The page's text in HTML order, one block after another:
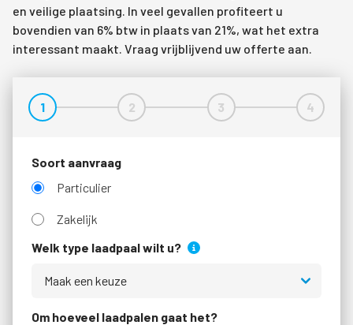
en veilige plaatsing. In veel gevallen profiteert u
bovendien van 6% btw in plaats van 21%, wat het extra
interessant maakt. Vraag vrijblijvend uw offerte aan.
1
Stap 1
2
Stap 2
3
Stap 3
4
Stap 4
Soort aanvraag
Particulier
Zakelijk
Welk type laadpaal wilt u?
Om hoeveel laadpalen gaat het?